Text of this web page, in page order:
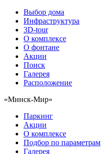
Выбор дома
Инфраструктура
3D-tour
О комплексе
О фонтане
Акции
Поиск
Галерея
Расположение
«Минск-Мир»
Паркинг
Акции
О комплексе
Подбор по параметрам
Галерея